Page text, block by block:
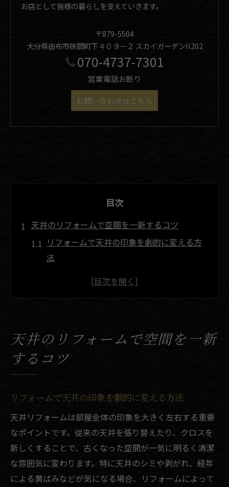
お店として皆様の暮らしを支えていきます。
〒879-5504
大分県由布市挾間町下４０９－２ スカイガーデンII202
070-4737-7301
営業電話お断り
お問い合わせはこちら
目次
天井のリフォームで空間を一新するコツ
リフォームで天井の印象を劇的に変える方
法
空間を広く見せる天井リフォームの工夫
DIY初心者でもできる天井リフォームの基本
劣化が気になる天井をDIYで美しく
法
う
リフォーム天井DIYの下地補修ポイント解説
失敗しない天井リフォームDIYの基本手順
天井の剥がれやシミをリフォームで改善
天井のリフォームで空間を一新
するコツ
リフォームで天井の印象を劇的に変える方法
天井リフォームは部屋全体の印象を大きく左右する重要
なポイントです。従来の天井を張り替えたり、クロスを
新しくすることで、古くなった空間が一気に明るく清潔
な雰囲気に変わります。特に天井のシミや剥がれ、経年
による黄ばみなどが気になる場合、リフォームによって